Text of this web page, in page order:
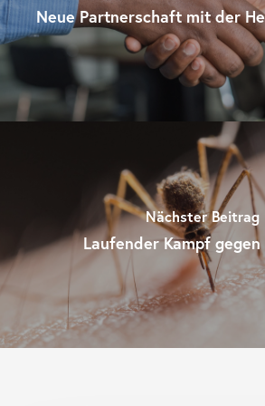
Neue Partnerschaft mit der
Nächster Beitrag
Laufender Kampf
Abmessungen
191mm x
Bildschirm
5" HD-
Betriebssystem
Android
Testgeschwindigkeit
50.000 Tests
Integrierter
Kommunikation
USB-C, WiFi,